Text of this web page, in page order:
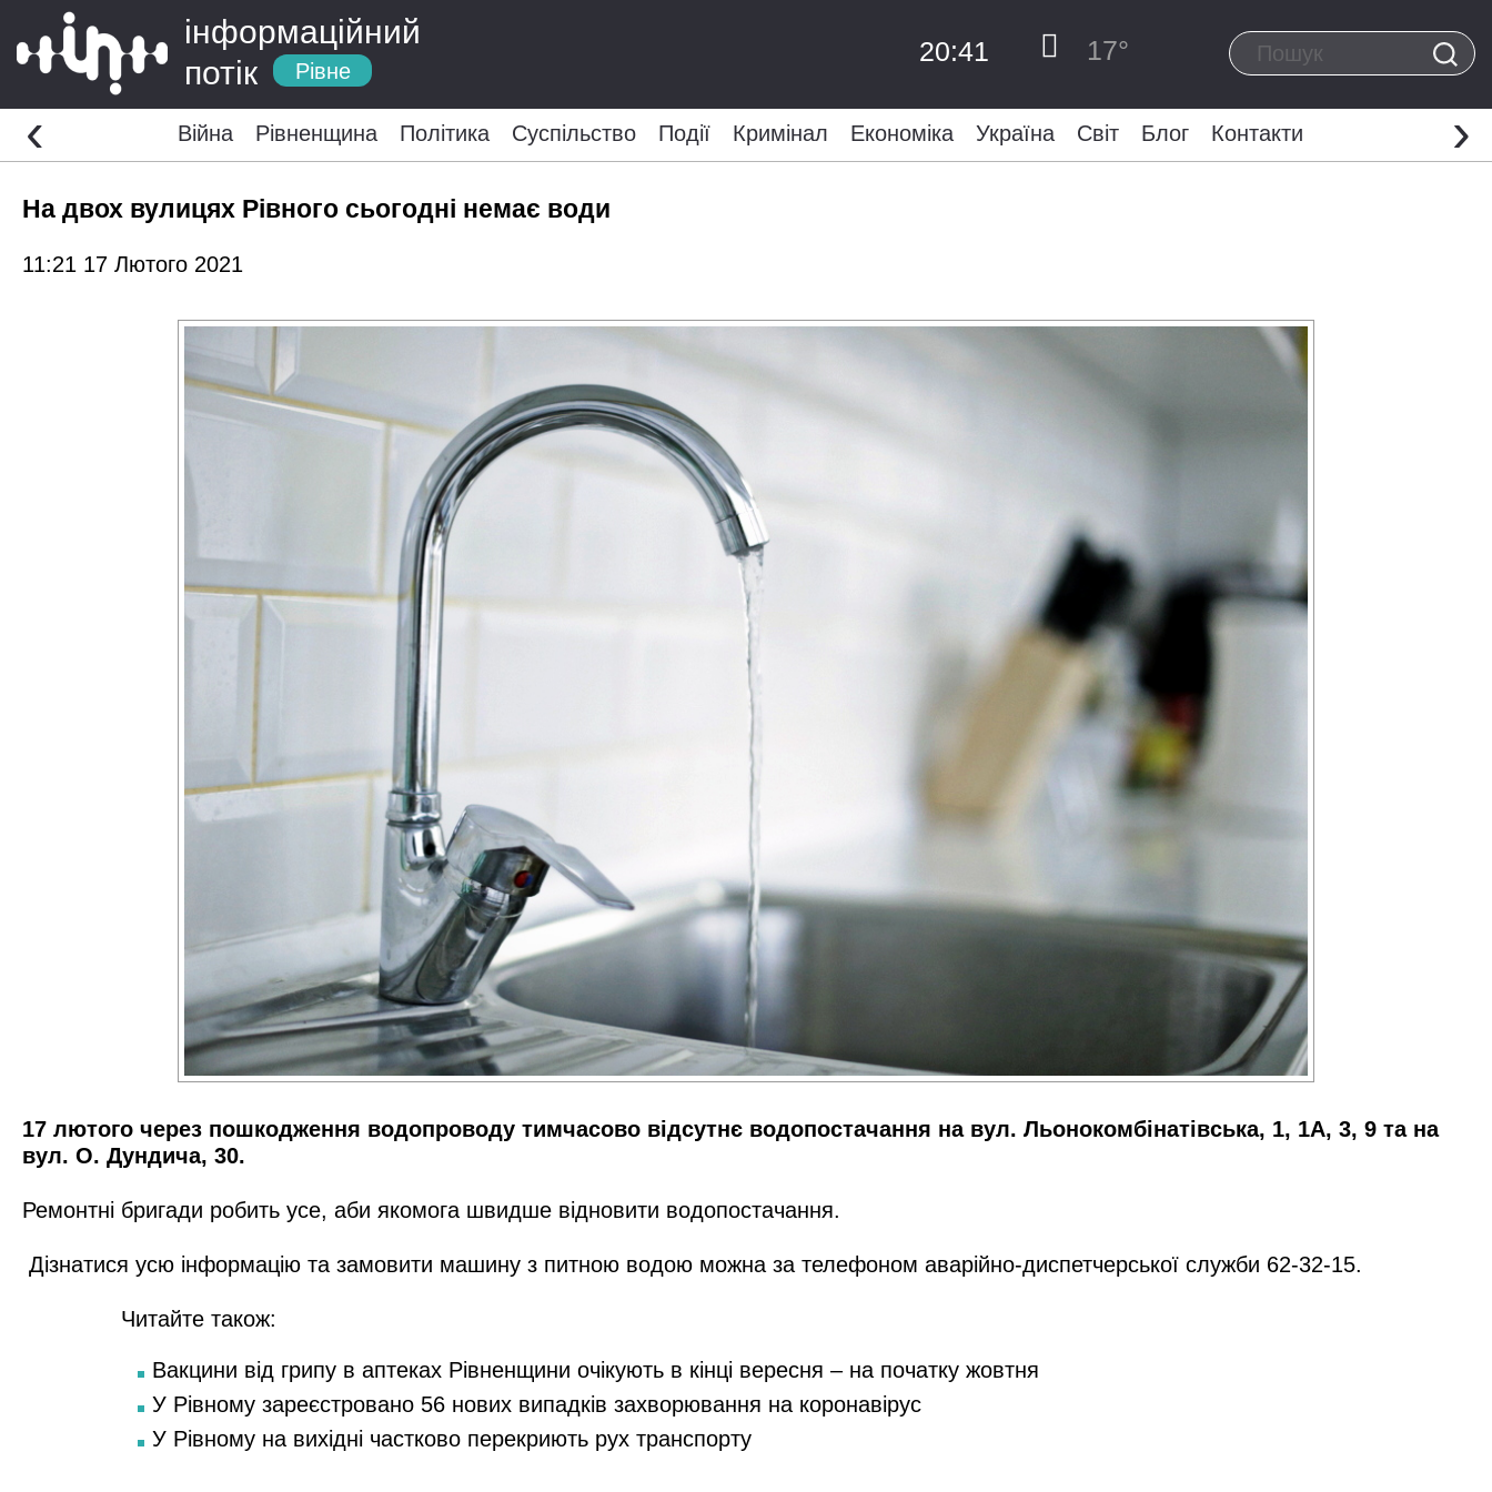
інформаційний
потік
Рівне
20:41 17°
Війна Рівненщина Політика Суспільство Події Кримінал Економіка Україна Світ Блог Контакти
‹ ›
На двох вулицях Рівного сьогодні немає води
11:21 17 Лютого 2021
17 лютого через пошкодження водопроводу тимчасово відсутнє водопостачання на вул. Льонокомбінатівська, 1, 1А, 3, 9 та на
вул. О. Дундича, 30.
Ремонтні бригади робить усе, аби якомога швидше відновити водопостачання.
Дізнатися усю інформацію та замовити машину з питною водою можна за телефоном аварійно-диспетчерської служби 62-32-15.
Читайте також:
Вакцини від грипу в аптеках Рівненщини очікують в кінці вересня – на початку жовтня
У Рівному зареєстровано 56 нових випадків захворювання на коронавірус
У Рівному на вихідні частково перекриють рух транспорту